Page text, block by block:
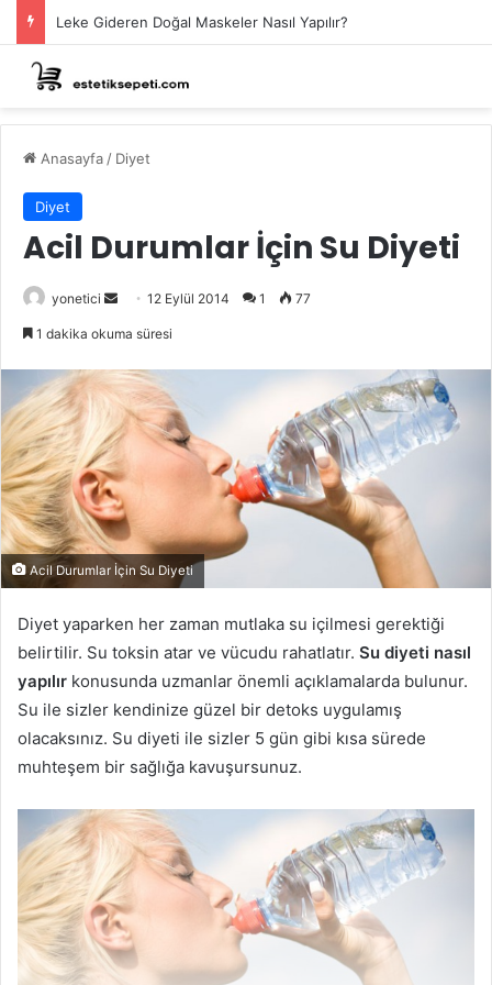
Leke Gideren Doğal Maskeler Nasıl Yapılır?
Anasayfa / Diyet
Diyet
Acil Durumlar İçin Su Diyeti
yonetici
Bir
göndermek
12 Eylül 2014 1 77
1 dakika okuma süresi
Acil Durumlar İçin Su Diyeti
Diyet yaparken her zaman mutlaka su içilmesi gerektiği
belirtilir. Su toksin atar ve vücudu rahatlatır. Su diyeti nasıl
yapılır konusunda uzmanlar önemli açıklamalarda bulunur.
Su ile sizler kendinize güzel bir detoks uygulamış
olacaksınız. Su diyeti ile sizler 5 gün gibi kısa sürede
muhteşem bir sağlığa kavuşursunuz.